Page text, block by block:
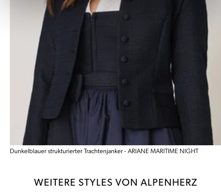
Dunkelblauer strukturierter Trachtenjanker - ARIANE MARITIME NIGHT
WEITERE STYLES VON ALPENHERZ